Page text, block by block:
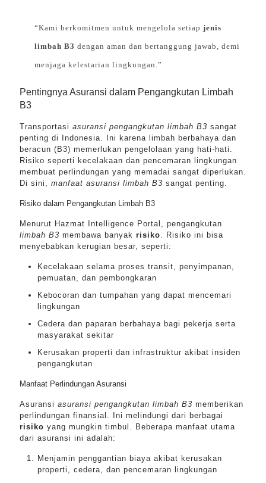
“Kami berkomitmen untuk mengelola setiap jenis
limbah B3 dengan aman dan bertanggung jawab, demi
menjaga kelestarian lingkungan.”
Pentingnya Asuransi dalam Pengangkutan Limbah
B3
Transportasi asuransi pengangkutan limbah B3 sangat
penting di Indonesia. Ini karena limbah berbahaya dan
beracun (B3) memerlukan pengelolaan yang hati-hati.
Risiko seperti kecelakaan dan pencemaran lingkungan
membuat perlindungan yang memadai sangat diperlukan.
Di sini, manfaat asuransi limbah B3 sangat penting.
Risiko dalam Pengangkutan Limbah B3
Menurut Hazmat Intelligence Portal, pengangkutan
limbah B3 membawa banyak risiko. Risiko ini bisa
menyebabkan kerugian besar, seperti:
Kecelakaan selama proses transit, penyimpanan,
pemuatan, dan pembongkaran
Kebocoran dan tumpahan yang dapat mencemari
lingkungan
Cedera dan paparan berbahaya bagi pekerja serta
masyarakat sekitar
Kerusakan properti dan infrastruktur akibat insiden
pengangkutan
Manfaat Perlindungan Asuransi
Asuransi asuransi pengangkutan limbah B3 memberikan
perlindungan finansial. Ini melindungi dari berbagai
risiko yang mungkin timbul. Beberapa manfaat utama
dari asuransi ini adalah:
Menjamin penggantian biaya akibat kerusakan
properti, cedera, dan pencemaran lingkungan